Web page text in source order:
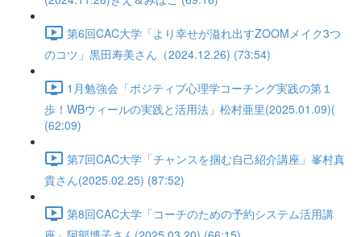
第6回CAC大学「より幸せが溢れ出すZOOMメイク3つ
のコツ」黒田寿美さん（2024.12.26) (73:54)
1月勉強会「ポジティブ心理学コーチング実践の第１
歩！WBウィールの実践と活用法」松村亜里(2025.01.09)(
(62:09)
第7回CAC大学「チャンスを掴む自己紹介講座」峯村真
貴さん(2025.02.25) (87:52)
第8回CAC大学「コーチのための予約システム活用講